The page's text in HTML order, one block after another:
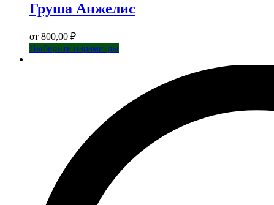
Груша Анжелис
от 800,00 ₽
Выберите параметрыЭтот
вариаций.
Опции
можно
странице
товара.